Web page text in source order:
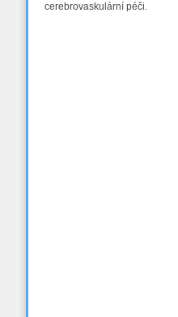
cerebrovaskulární péči.